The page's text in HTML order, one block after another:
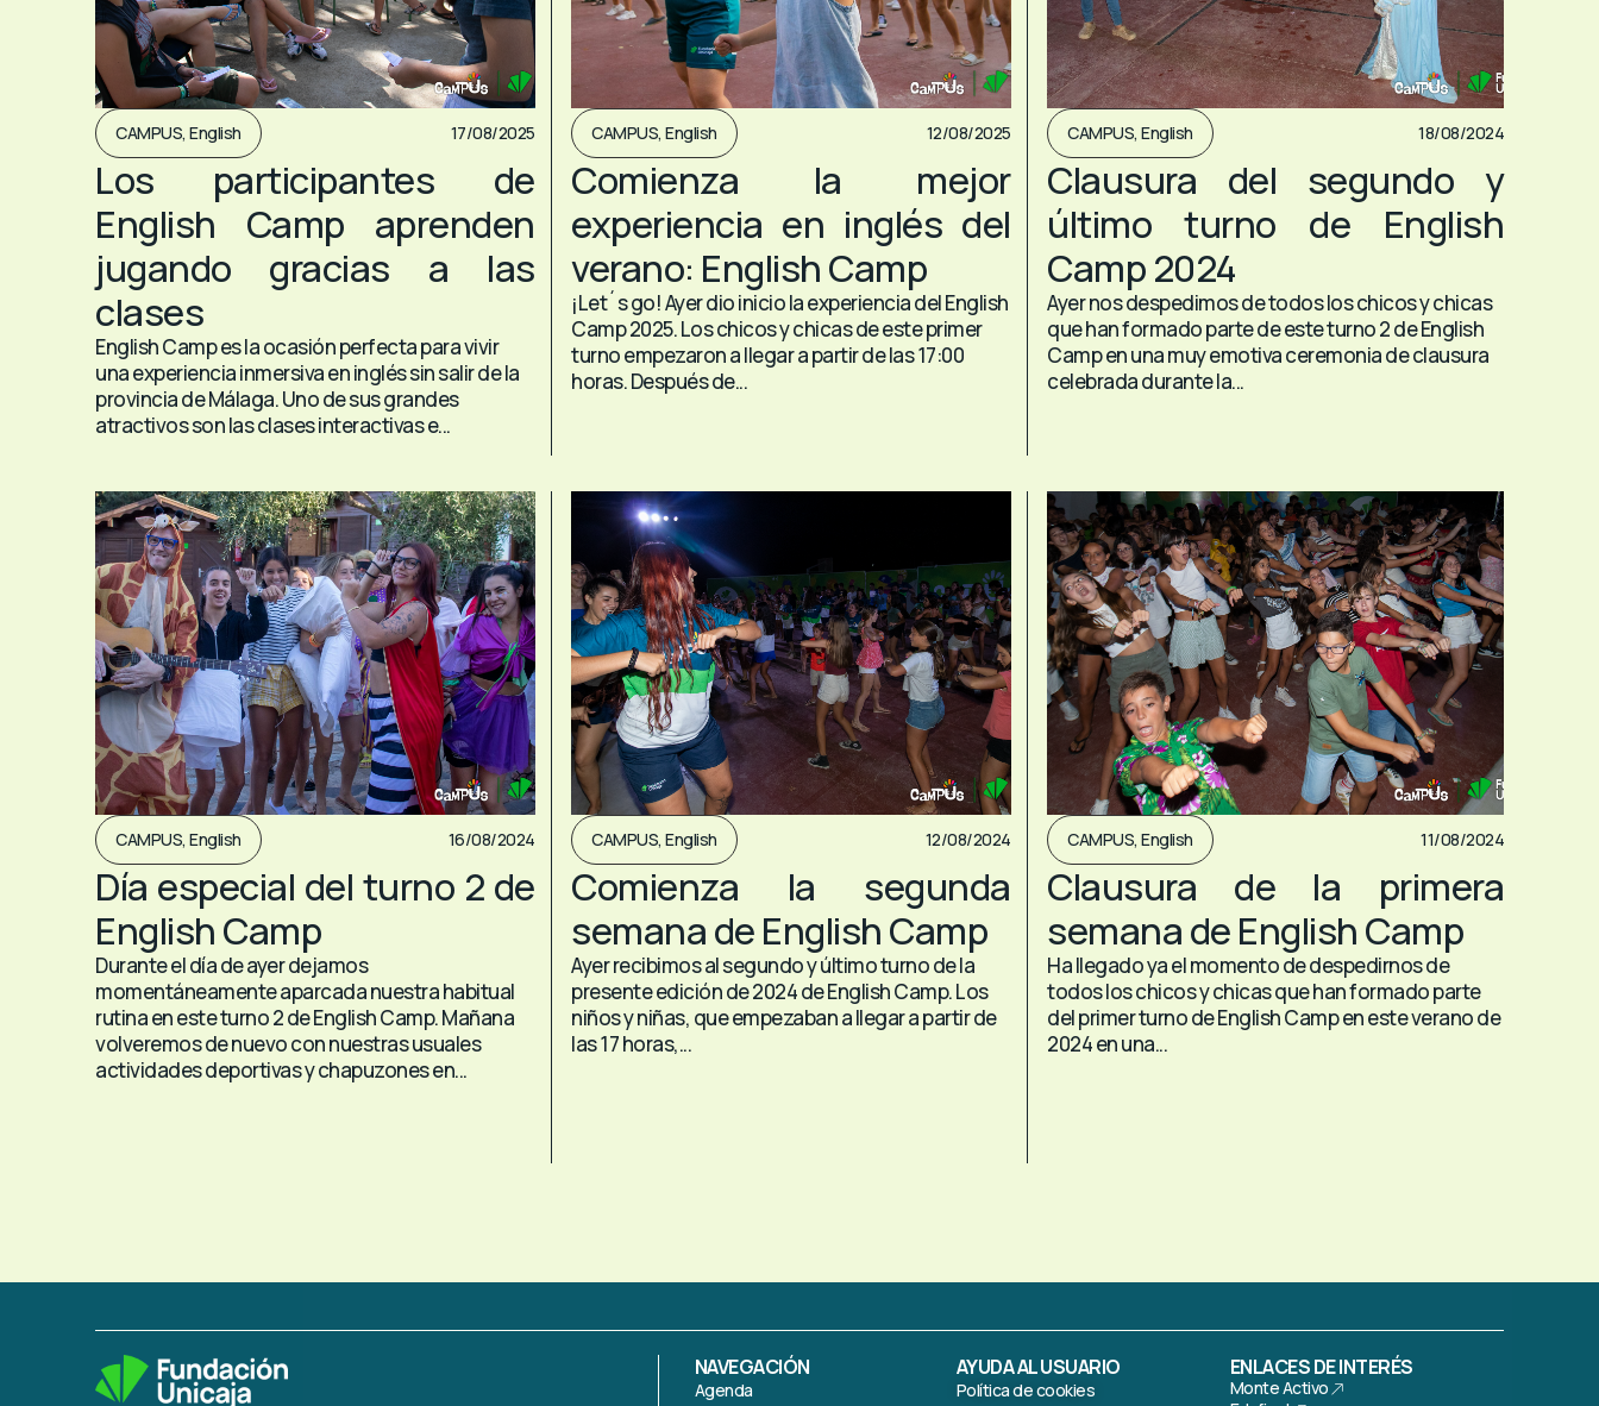
CAMPUS, English 17/08/2025
Los participantes de
English Camp aprenden
jugando gracias a las
clases
English Camp es la ocasión perfecta para vivir
una experiencia inmersiva en inglés sin salir de la
provincia de Málaga. Uno de sus grandes
atractivos son las clases interactivas e...
CAMPUS, English 12/08/2025
Comienza la mejor
experiencia en inglés del
verano: English Camp
¡Let´s go! Ayer dio inicio la experiencia del English
Camp 2025. Los chicos y chicas de este primer
turno empezaron a llegar a partir de las 17:00
horas. Después de...
CAMPUS, English 18/08/2024
Clausura del segundo y
último turno de English
Camp 2024
Ayer nos despedimos de todos los chicos y chicas
que han formado parte de este turno 2 de English
Camp en una muy emotiva ceremonia de clausura
celebrada durante la...
CAMPUS, English 16/08/2024
Día especial del turno 2 de
English Camp
Durante el día de ayer dejamos
momentáneamente aparcada nuestra habitual
rutina en este turno 2 de English Camp. Mañana
volveremos de nuevo con nuestras usuales
actividades deportivas y chapuzones en...
CAMPUS, English 12/08/2024
Comienza la segunda
semana de English Camp
Ayer recibimos al segundo y último turno de la
presente edición de 2024 de English Camp. Los
niños y niñas, que empezaban a llegar a partir de
las 17 horas,...
CAMPUS, English 11/08/2024
Clausura de la primera
semana de English Camp
Ha llegado ya el momento de despedirnos de
todos los chicos y chicas que han formado parte
del primer turno de English Camp en este verano de
2024 en una...
NAVEGACIÓN
Agenda
AYUDA AL USUARIO
Política de cookies
ENLACES DE INTERÉS
Monte Activo